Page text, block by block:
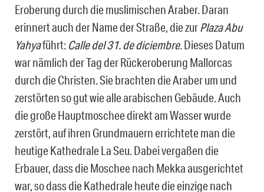
Eroberung durch die muslimischen Araber. Daran
erinnert auch der Name der Straße, die zurPlaza Abu
Yahyaführt: Calle del 31. de diciembre. Dieses Datum
war nämlich der Tag der Rückeroberung Mallorcas
durch die Christen. Sie brachten die Araber um und
zerstörten so gut wie alle arabischen Gebäude. Auch
die große Hauptmoschee direkt am Wasser wurde
zerstört, auf ihren Grundmauern errichtete man die
heutige Kathedrale La Seu. Dabei vergaßen die
Erbauer, dass die Moschee nach Mekka ausgerichtet
war, so dass die Kathedrale heute die einzige nach